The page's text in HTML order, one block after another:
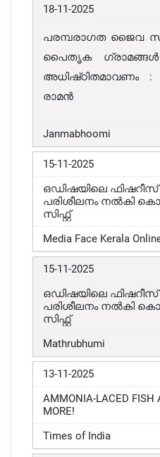
18-11-2025
പരമ്പരാഗത ജൈവ
പൈതൃക
അധിഷ്‌ഠിതമാവണം
രാമൻ
Janmabhoomi
15-11-2025
ഒഡിഷയിലെ
പരിശീലനം നൽകി
സിഫ്റ്റ്
Media Face Kerala
15-11-2025
ഒഡിഷയിലെ
പരിശീലനം നൽകി
സിഫ്റ്റ്
Mathrubhumi
13-11-2025
AMMONIA-LACED FISH
MORE!
Times of India